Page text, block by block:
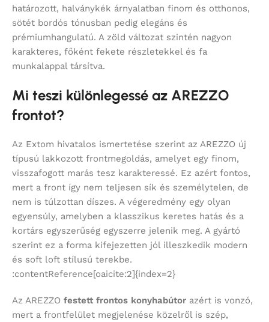
határozott, halványkék árnyalatban finom és otthonos,
sötét bordós tónusban pedig elegáns és
prémiumhangulatú. A zöld változat szintén nagyon
karakteres, főként fekete részletekkel és fa
munkalappal társítva.
Mi teszi különlegessé az AREZZO
frontot?
Az Extom hivatalos ismertetése szerint az AREZZO új
típusú lakkozott frontmegoldás, amelyet egy finom,
visszafogott marás tesz karakteressé. Ez azért fontos,
mert a front így nem teljesen sík és személytelen, de
nem is túlzottan díszes. A végeredmény egy olyan
egyensúly, amelyben a klasszikus keretes hatás és a
kortárs egyszerűség egyszerre jelenik meg. A gyártó
szerint ez a forma kifejezetten jól illeszkedik modern
és soft loft stílusú terekbe.
:contentReference[oaicite:2]{index=2}
Az AREZZO festett frontos konyhabútor azért is vonzó,
mert a frontfelület megjelenése közelről is szép,